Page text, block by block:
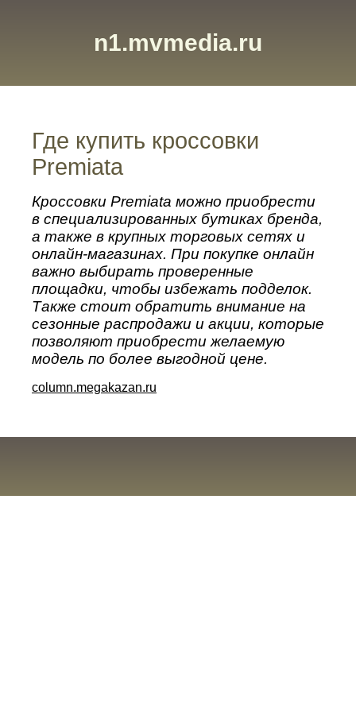
n1.mvmedia.ru
Где купить кроссовки
Premiata
Кроссовки Premiata можно приобрести
в специализированных бутиках бренда,
а также в крупных торговых сетях и
онлайн-магазинах. При покупке онлайн
важно выбирать проверенные
площадки, чтобы избежать подделок.
Также стоит обратить внимание на
сезонные распродажи и акции, которые
позволяют приобрести желаемую
модель по более выгодной цене.
column.megakazan.ru